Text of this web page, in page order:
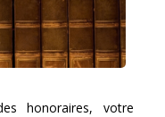
honoraires, votre